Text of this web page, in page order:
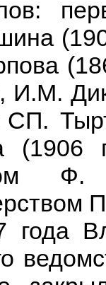
И.М.
(1906
Ф.
года